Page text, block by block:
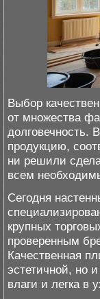
Выбор
от множества
долговечность.
продукцию,
ни решили
всем
Сегодня
крупных
проверенным
Качественная
эстетичной, но
влаги и легка в